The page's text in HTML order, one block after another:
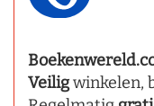
Veiligwinkelen,